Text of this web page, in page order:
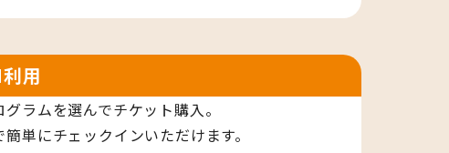
用
ラムを選んでチケット購入。
単にチェックインいただけます。